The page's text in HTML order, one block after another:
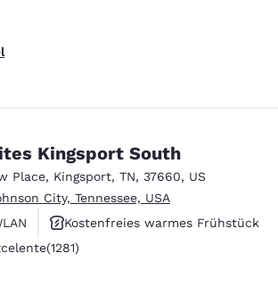
India
English English
Kingsport South
Place, Kingsport, TN, 37660, US
City, Tennessee, USA
Kostenfreies warmes Frühstück
estrellas. Excelente. 1281 reseñas
(1281)